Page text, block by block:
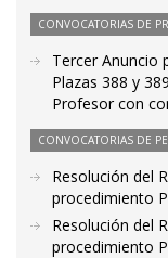
CONVOCATORIAS DE
Tercer Anuncio
Plazas 388 y
Profesor con
CONVOCATORIAS DE
Resolución del
procedimiento
Resolución del
procedimiento